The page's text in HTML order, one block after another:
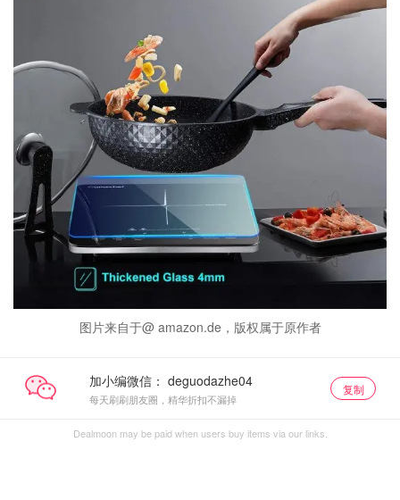
图片来自于@ amazon.de，版权属于原作者
加小编微信：
每天刷刷朋友圈，精华折扣不漏掉
复制
Dealmoon may be paid when users buy items via our links.